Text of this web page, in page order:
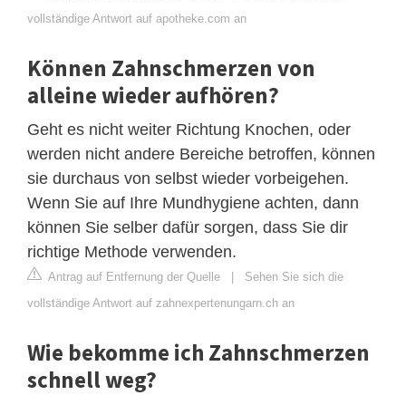
vollständige Antwort auf apotheke.com an
Können Zahnschmerzen von
alleine wieder aufhören?
Geht es nicht weiter Richtung Knochen, oder
werden nicht andere Bereiche betroffen, können
sie durchaus von selbst wieder vorbeigehen.
Wenn Sie auf Ihre Mundhygiene achten, dann
können Sie selber dafür sorgen, dass Sie dir
richtige Methode verwenden.
Antrag auf Entfernung der Quelle | Sehen Sie sich die
vollständige Antwort auf zahnexpertenungarn.ch an
Wie bekomme ich Zahnschmerzen
schnell weg?